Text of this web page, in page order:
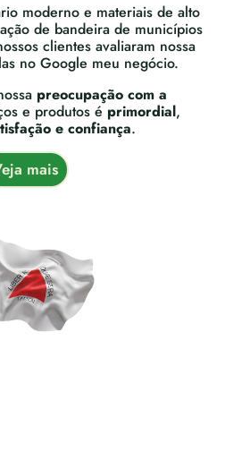
moderno e materiais de alto
de bandeira de municípios
clientes avaliaram nossa
no Google meu negócio.
preocupação com a
e produtos é primordial,
e confiança.
mais